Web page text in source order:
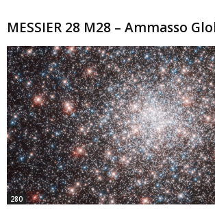
MESSIER 28 M28 – Ammasso
280